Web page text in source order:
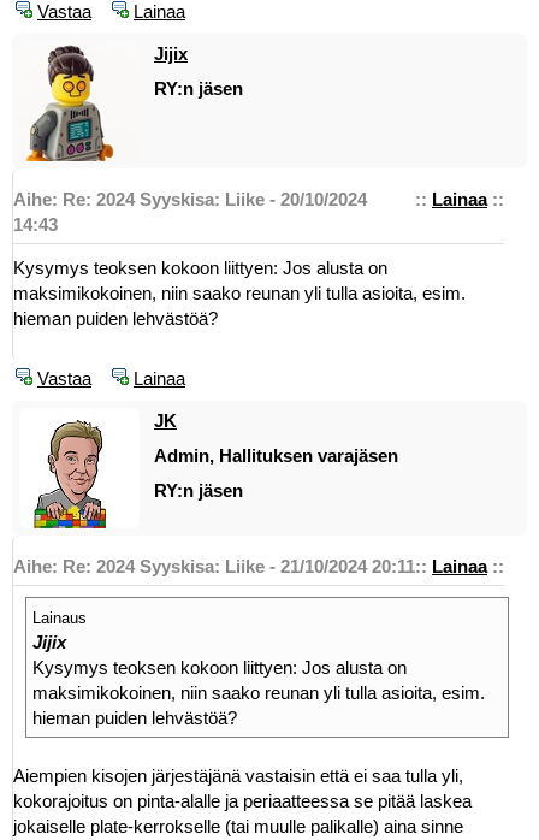
Vastaa Lainaa
Jijix
RY:n jäsen
:: Lainaa::
Aihe: Re: 2024 Syyskisa: Liike - 20/10/2024
14:43
Kysymys teoksen kokoon liittyen: Jos alusta on
maksimikokoinen, niin saako reunan yli tulla asioita, esim.
hieman puiden lehvästöä?
Vastaa Lainaa
JK
Admin, Hallituksen varajäsen
RY:n jäsen
:: Lainaa::
Aihe: Re: 2024 Syyskisa: Liike - 21/10/2024 20:11
Lainaus
Jijix
Kysymys teoksen kokoon liittyen: Jos alusta on
maksimikokoinen, niin saako reunan yli tulla asioita, esim.
hieman puiden lehvästöä?
Aiempien kisojen järjestäjänä vastaisin että ei saa tulla yli,
kokorajoitus on pinta-alalle ja periaatteessa se pitää laskea
jokaiselle plate-kerrokselle (tai muulle palikalle) aina sinne